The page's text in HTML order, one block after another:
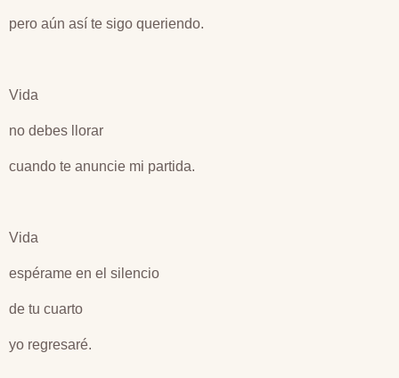
pero aún así te sigo queriendo.
Vida
no debes llorar
cuando te anuncie mi partida.
Vida
espérame en el silencio
de tu cuarto
yo regresaré.